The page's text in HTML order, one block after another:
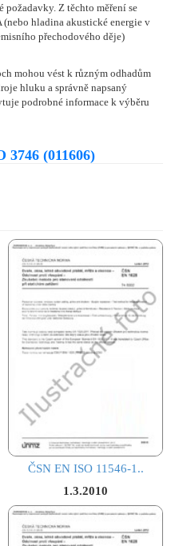
požadavky. Z těchto měření se
hladina akustické energie v
přechodového děje)
mohou vést k různým odhadům
hluku a správně napsaný
podrobné informace k výběru
(011606)
ČSN EN ISO 11546-1..
1.3.2010